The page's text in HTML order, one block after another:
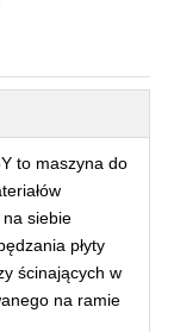
to maszyna do
na siebie
płyty
ścinających w
na ramie